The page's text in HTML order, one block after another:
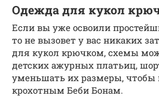
Одежда для кукол
Если вы уже освоили
то не вызовет у вас никаких
для кукол крючком, схемы
детских ажурных платьиц,
уменьшать их размеры, чтобы
крохотным Беби Бонам.